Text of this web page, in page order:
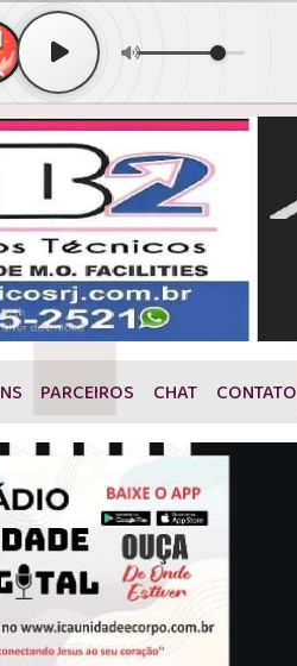
PARCEIROS CHAT CONTATO